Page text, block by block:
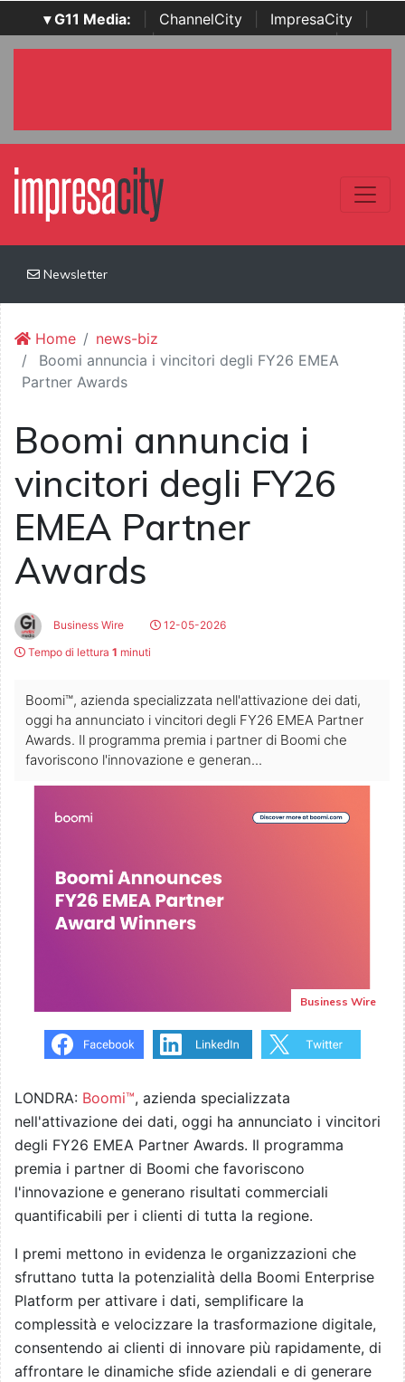
▾ G11 Media: ChannelCity ImpresaCity
SecurityOpenLab | Italian Channel Awards | Italian
Newsletter
Home
news-biz
Boomi annuncia i vincitori degli FY26 EMEA
Partner Awards
Boomi annuncia i
vincitori degli FY26
EMEA Partner
Awards
Business Wire
12-05-2026
Tempo di lettura 1 minuti
Boomi™, azienda specializzata nell'attivazione dei dati,
oggi ha annunciato i vincitori degli FY26 EMEA Partner
Awards. Il programma premia i partner di Boomi che
favoriscono l'innovazione e generan...
Business Wire
LONDRA: Boomi™, azienda specializzata
nell'attivazione dei dati, oggi ha annunciato i vincitori
degli FY26 EMEA Partner Awards. Il programma
premia i partner di Boomi che favoriscono
l'innovazione e generano risultati commerciali
quantificabili per i clienti di tutta la regione.
I premi mettono in evidenza le organizzazioni che
sfruttano tutta la potenzialità della Boomi Enterprise
Platform per attivare i dati, semplificare la
complessità e velocizzare la trasformazione digitale,
consentendo ai clienti di innovare più rapidamente, di
affrontare le dinamiche sfide aziendali e di generare